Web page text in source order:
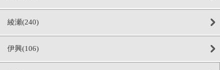
綾瀬(240)
伊興(106)